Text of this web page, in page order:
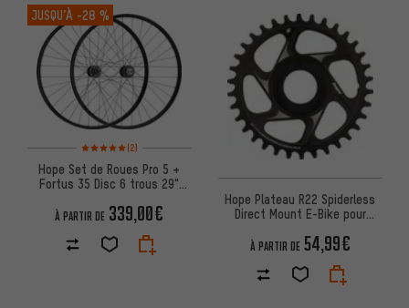
JUSQU’À -28 %
Note moyenne : 5 sur 5 d'après 2 avis
(2)
Hope Set de Roues Pro 5 +
Fortus 35 Disc 6 trous 29"
À PARTIR DE 339,00€
Hope Plateau R22 Spiderless
Direct Mount E-Bike pour
À PARTIR DE 54,99€